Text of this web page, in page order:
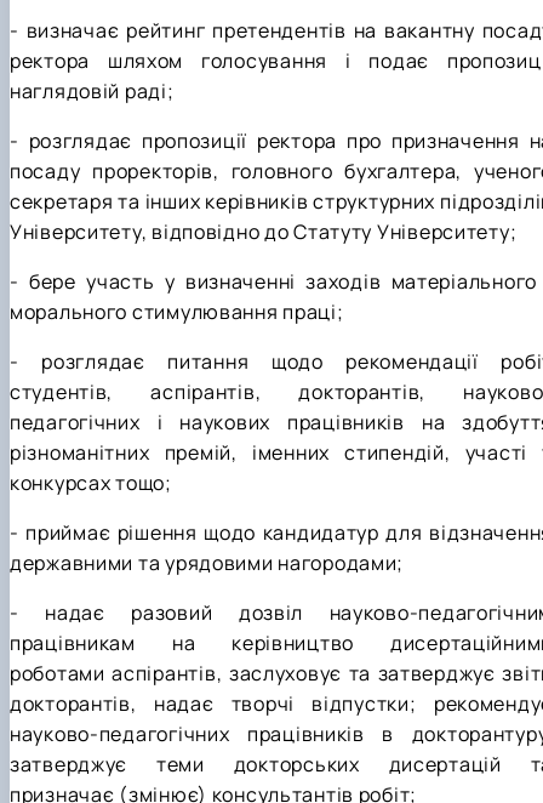
- визначає рейтинг претендентів на вакантну
ректора шляхом голосування і подає
наглядовій раді;
- розглядає пропозиції ректора про призначення
посаду проректорів, головного бухгалтера,
секретаря та інших керівників структурних
Університету, відповідно до Статуту Університету;
- бере участь у визначенні заходів матеріального
морального стимулювання праці;
- розглядає питання щодо рекомендації
студентів, аспірантів, докторантів,
педагогічних і наукових працівників на
різноманітних премій, іменних стипендій, участі
конкурсах тощо;
- приймає рішення щодо кандидатур для
державними та урядовими нагородами;
- надає разовий дозвіл науково-
працівникам на керівництво
роботами аспірантів, заслуховує та затверджує
докторантів, надає творчі відпустки;
науково-педагогічних працівників в
затверджує теми докторських дисертацій
призначає (змінює) консультантів робіт;